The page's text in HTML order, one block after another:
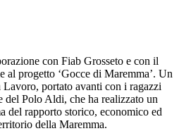
con Fiab Grosseto e con il
progetto ‘Gocce di Maremma’. Un
portato avanti con i ragazzi
del Polo Aldi, che ha realizzato un
del rapporto storico, economico ed
della Maremma.